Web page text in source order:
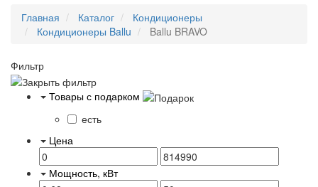
Главная Каталог
Кондиционеры
Кондиционеры Ballu
Ballu BRAVO
Фильтр
Товары с подарком
есть
Цена
Мощность, кВт